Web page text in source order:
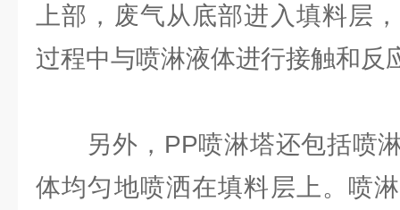
上部，废气从底部进入填料层
过程中与喷淋液体进行接触和反
另外，PP喷淋塔还包括喷淋
体均匀地喷洒在填料层上。喷